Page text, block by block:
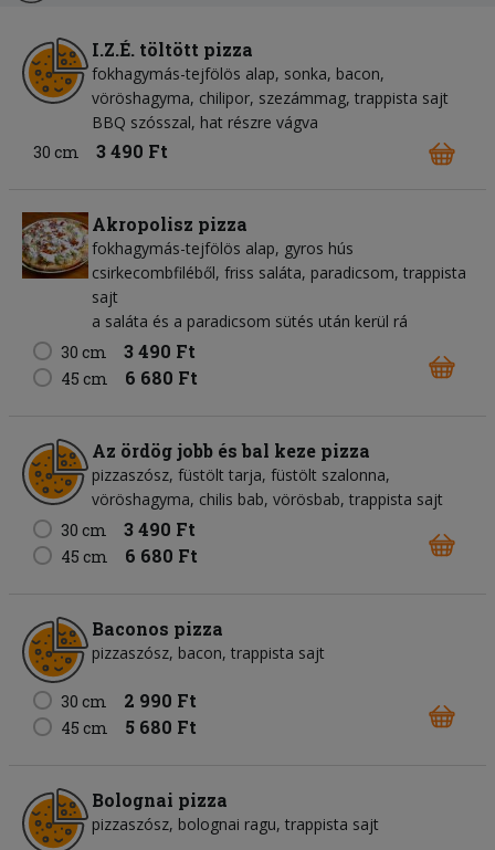
I.Z.É. töltött pizza
fokhagymás-tejfölös alap, sonka, bacon,
vöröshagyma, chilipor, szezámmag, trappista sajt
BBQ szósszal, hat részre vágva
30 cm
3 490 Ft
Akropolisz pizza
fokhagymás-tejfölös alap, gyros hús
csirkecombfiléből, friss saláta, paradicsom, trappista
sajt
a saláta és a paradicsom sütés után kerül rá
30 cm
3 490 Ft
45 cm 6 680 Ft
Az ördög jobb és bal keze pizza
pizzaszósz, füstölt tarja, füstölt szalonna,
vöröshagyma, chilis bab, vörösbab, trappista sajt
30 cm
3 490 Ft
45 cm 6 680 Ft
Baconos pizza
pizzaszósz, bacon, trappista sajt
30 cm 2 990 Ft
45 cm 5 680 Ft
Bolognai pizza
pizzaszósz, bolognai ragu, trappista sajt